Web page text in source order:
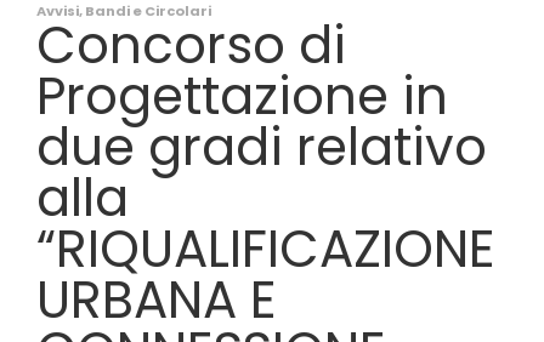
Avvisi, Bandi e Circolari
Concorso di
Progettazione in
due gradi relativo
alla
“RIQUALIFICAZIONE
URBANA E